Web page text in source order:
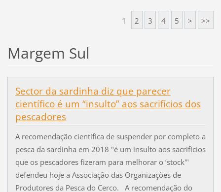
1 2 3 4 5 > >>
Margem Sul
Sector da sardinha diz que parecer
científico é um “insulto” aos sacrifícios dos
pescadores
A recomendação científica de suspender por completo a
pesca da sardinha em 2018 "é um insulto aos sacrifícios
que os pescadores fizeram para melhorar o ‘stock'"
defendeu hoje a Associação das Organizações de
Produtores da Pesca do Cerco. A recomendação do